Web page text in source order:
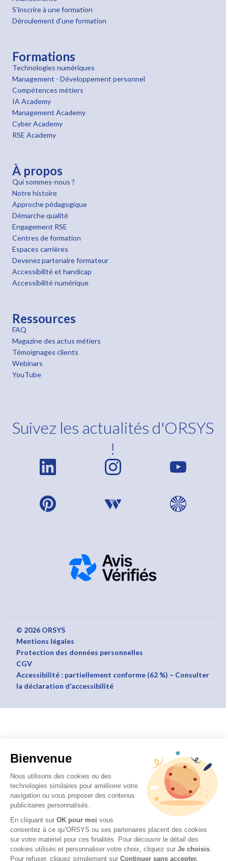
Bienvenue
Nous utilisons des cookies ou des
technologies similaires pour améliorer votre
navigation ou vous proposer des contenus
publicitaires personnalisés.
En cliquant sur OK pour moi vous
consentez à ce qu’ORSYS ou ses partenaires placent des cookies
sur votre matériel pour ces finalités. Pour découvrir le détail des
cookies utilisés et personnaliser votre choix, cliquez sur Je choisis.
Pour refuser, cliquez simplement sur Continuer sans accepter.
S'inscrire à une formation
Déroulement d'une formation
Formations
Technologies numériques
Management - Développement personnel
Compétences métiers
IA Academy
Management Academy
Cyber Academy
RSE Academy
À propos
Qui sommes-nous ?
Notre histoire
Approche pédagogique
Démarche qualité
Engagement RSE
Centres de formation
Espaces carrières
Devenez partenaire formateur
Accessibilité et handicap
Accessibilité numérique
Ressources
FAQ
Magazine des actus métiers
Témoignages clients
Webinars
YouTube
Suivez les actualités d'ORSYS
!
© 2026 ORSYS
Mentions légales
Protection des données personnelles
CGV
Accessibilité : partiellement conforme (62 %) – Consulter
la déclaration d’accessibilité